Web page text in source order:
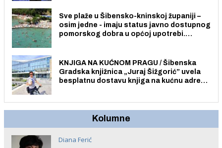
Sve plaže u Šibensko-kninskoj županiji –
osim jedne - imaju status javno dostupnog
pomorskog dobra u općoj upotrebi.
KNJIGA NA KUĆNOM PRAGU / Šibenska
Gradska knjižnica „Juraj Šižgorić” uvela
besplatnu dostavu knjiga na kućnu adresu
Kolumne
Diana Ferić